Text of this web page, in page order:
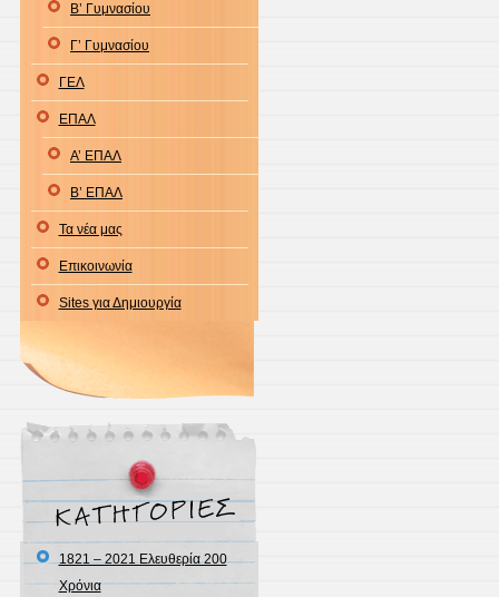
Β’ Γυμνασίου
Γ’ Γυμνασίου
ΓΕΛ
ΕΠΑΛ
Α’ ΕΠΑΛ
Β’ ΕΠΑΛ
Τα νέα μας
Επικοινωνία
Sites για Δημιουργία
1821 – 2021 Ελευθερία 200
Χρόνια